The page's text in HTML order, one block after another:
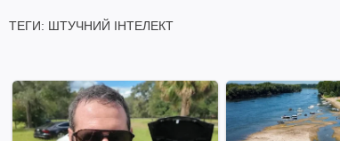
ТЕГИ: ШТУЧНИЙ ІНТЕЛЕКТ